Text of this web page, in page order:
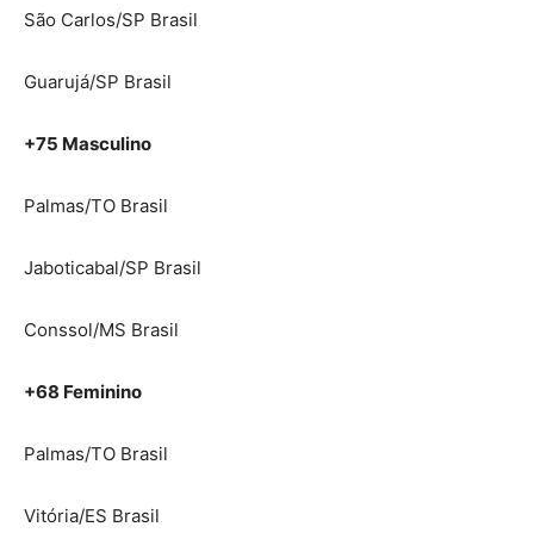
São Carlos/SP Brasil
Guarujá/SP Brasil
+75 Masculino
Palmas/TO Brasil
Jaboticabal/SP Brasil
Conssol/MS Brasil
+68 Feminino
Palmas/TO Brasil
Vitória/ES Brasil